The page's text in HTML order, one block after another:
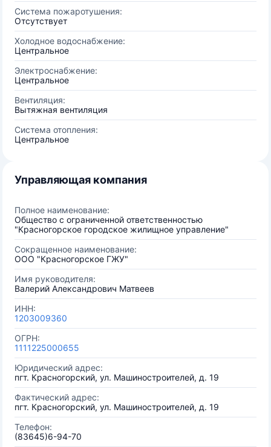
Система пожаротушения:
Отсутствует
Холодное водоснабжение:
Центральное
Электроснабжение:
Центральное
Вентиляция:
Вытяжная вентиляция
Система отопления:
Центральное
Управляющая компания
Полное наименование:
Общество с ограниченной ответственностью
"Красногорское городское жилищное управление"
Сокращенное наименование:
ООО "Красногорское ГЖУ"
Имя руководителя:
Валерий Александрович Матвеев
ИНН:
1203009360
ОГРН:
1111225000655
Юридический адрес:
пгт. Красногорский, ул. Машиностроителей, д. 19
Фактический адрес:
пгт. Красногорский, ул. Машиностроителей, д. 19
Телефон:
(83645)6-94-70